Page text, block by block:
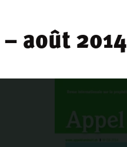
août 2014